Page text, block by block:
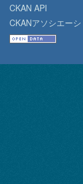
CKAN API
CKANアソシエー